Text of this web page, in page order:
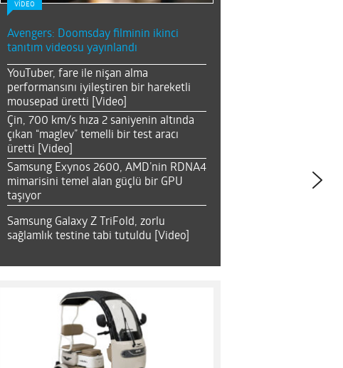
VİDEO
Avengers: Doomsday filminin ikinci
tanıtım videosu yayınlandı
YouTuber, fare ile nişan alma
performansını iyileştiren bir hareketli
mousepad üretti [Video]
Çin, 700 km/s hıza 2 saniyenin altında
çıkan “maglev” temelli bir test aracı
üretti [Video]
Samsung Exynos 2600, AMD’nin RDNA4
mimarisini temel alan güçlü bir GPU
taşıyor
Samsung Galaxy Z TriFold, zorlu
sağlamlık testine tabi tutuldu [Video]